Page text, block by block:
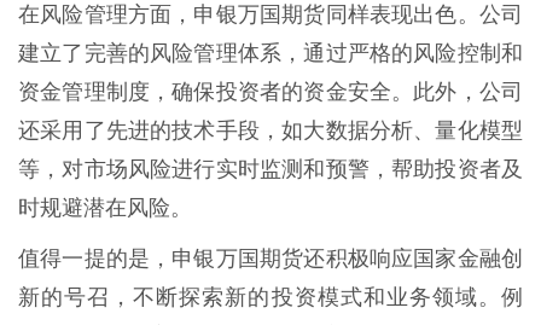
在风险管理方面，申银万国期货同样表现出色。公司
建立了完善的风险管理体系，通过严格的风险控制和
资金管理制度，确保投资者的资金安全。此外，公司
还采用了先进的技术手段，如大数据分析、量化模型
等，对市场风险进行实时监测和预警，帮助投资者及
时规避潜在风险。
值得一提的是，申银万国期货还积极响应国家金融创
新的号召，不断探索新的投资模式和业务领域。例